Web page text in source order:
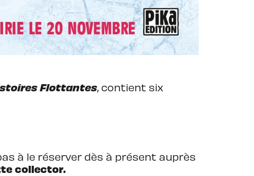
Flottantes, contient six
à le réserver dès à présent auprès
collector.